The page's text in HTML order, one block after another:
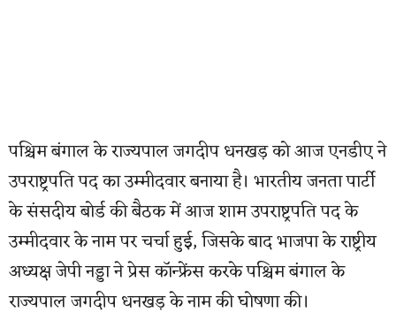
पश्चिम बंगाल के राज्यपाल जगदीप धनखड़ को आज एनडीए ने
उपराष्ट्रपति पद का उम्मीदवार बनाया है। भारतीय जनता पार्टी
के संसदीय बोर्ड की बैठक में आज शाम उपराष्ट्रपति पद के
उम्मीदवार के नाम पर चर्चा हुई, जिसके बाद भाजपा के राष्ट्रीय
अध्यक्ष जेपी नड्डा ने प्रेस कॉन्फ्रेंस करके पश्चिम बंगाल के
राज्यपाल जगदीप धनखड़ के नाम की घोषणा की।